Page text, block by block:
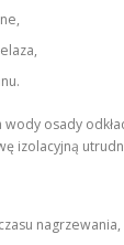
osady
izolacyjną
nagrzewania,